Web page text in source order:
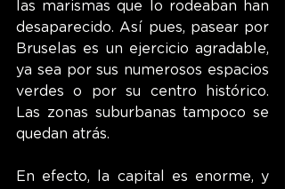
las marismas que lo rodeaban han
desaparecido. Así pues, pasear por
Bruselas es un ejercicio agradable,
ya sea por sus numerosos espacios
verdes o por su centro histórico.
Las zonas suburbanas tampoco se
quedan atrás.
En efecto, la capital es enorme, y